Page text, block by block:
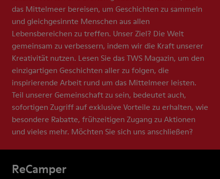
das Mittelmeer bereisen, um Geschichten zu sammeln
und gleichgesinnte Menschen aus allen
Lebensbereichen zu treffen. Unser Ziel? Die Welt
gemeinsam zu verbessern, indem wir die Kraft unserer
Kreativität nutzen. Lesen Sie das TWS Magazin, um den
einzigartigen Geschichten aller zu folgen, die
inspirierende Arbeit rund um das Mittelmeer leisten.
Teil unserer Gemeinschaft zu sein, bedeutet auch,
sofortigen Zugriff auf exklusive Vorteile zu erhalten, wie
besondere Rabatte, frühzeitigen Zugang zu Aktionen
und vieles mehr. Möchten Sie sich uns anschließen?
ReCamper